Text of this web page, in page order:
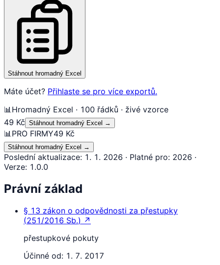
Stáhnout hromadný Excel
Máte účet? Přihlaste se pro více exportů.
📊 Hromadný Excel · 100 řádků · živé vzorce
49 Kč Stáhnout hromadný Excel →
📊 PRO FIRMY49 Kč
Stáhnout hromadný Excel →
Poslední aktualizace: 1. 1. 2026 · Platné pro: 2026 ·
Verze: 1.0.0
Právní základ
§ 13 zákon o odpovědnosti za přestupky
(251/2016 Sb.) ↗
přestupkové pokuty
Účinné od: 1. 7. 2017